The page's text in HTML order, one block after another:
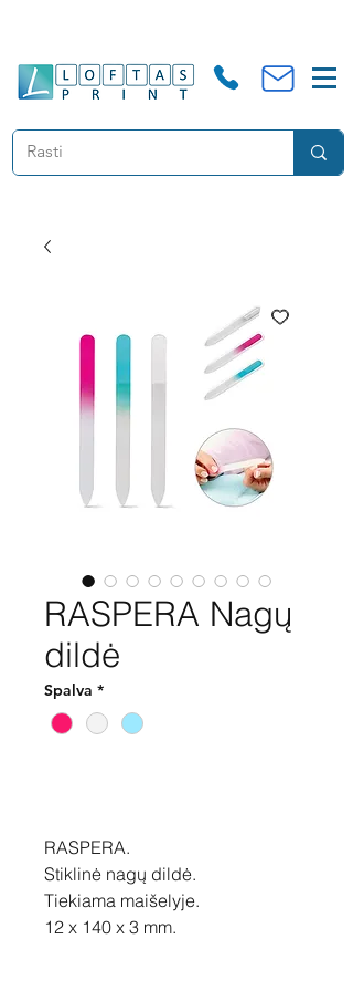
RASPERA Nagų
dildė
Spalva *
RASPERA.
Stiklinė nagų dildė.
Tiekiama maišelyje.
12 x 140 x 3 mm.